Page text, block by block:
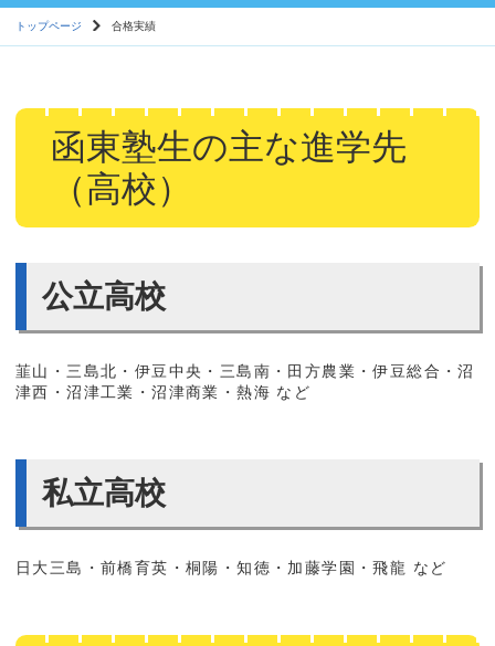
トップページ 合格実績
函東塾生の主な進学先
（高校）
公立高校
韮山・三島北・伊豆中央・三島南・田方農業・伊豆総合・沼
津西・沼津工業・沼津商業・熱海 など
私立高校
日大三島・前橋育英・桐陽・知徳・加藤学園・飛龍 など